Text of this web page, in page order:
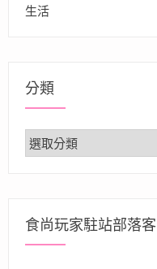
生活
分類
分
類
食尚玩家駐站部落客